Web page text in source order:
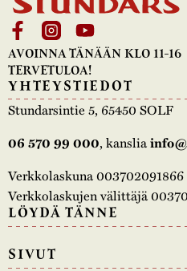
AVOINNA TÄNÄÄN KLO 11-16
TERVETULOA!
YHTEYSTIEDOT
Stundarsintie 5, 65450 SOLF
06 570 99 000, kanslia
Verkkolaskuna 003702091866
Verkkolaskujen välittäjä
LÖYDÄ TÄNNE
SIVUT